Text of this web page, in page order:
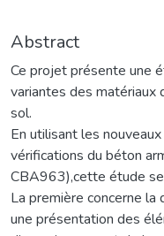
Abstract
Ce projet présente une
variantes des matériaux
sol.
En utilisant les
vérifications du béton
CBA963),cette étude
La première concerne
une présentation des